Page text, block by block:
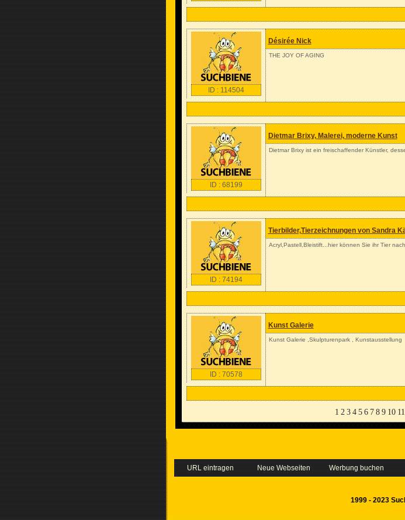
ID : 114504
Désirée Nick
THE JOY OF AGING
ID : 68199
Dietmar Brixy, Malerei, moderne Kunst
Dietmar Brixy ist ein freischaffender Künstler,
ID : 74194
Tierbilder,Tierzeichnungen von Sandra
Acryl,Pastell,Bleistift...hier können Sie ihr Tier
ID : 70578
Kunst Galerie
Kunst Galerie ,Skulpturenpark , Kunstausstellung
1 2 3 4 5 6 7 8 9 10 11
URL eintragen Neue Webseiten Werbung buchen
1999 - 2023